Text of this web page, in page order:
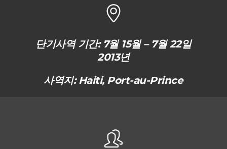
단기사역 기간:7월 15월 – 7월 22일
2013년
사역지:Haiti, Port-au-Prince